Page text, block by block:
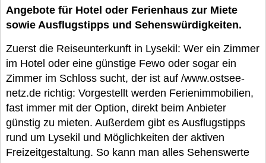
Angebote für Hotel oder Ferienhaus zur Miete
sowie Ausflugstipps und Sehenswürdigkeiten.
Zuerst die Reiseunterkunft in Lysekil: Wer ein Zimmer
im Hotel oder eine günstige Fewo oder sogar ein
Zimmer im Schloss sucht, der ist auf /www.ostsee-
netz.de richtig: Vorgestellt werden Ferienimmobilien,
fast immer mit der Option, direkt beim Anbieter
günstig zu mieten. Außerdem gibt es Ausflugstipps
rund um Lysekil und Möglichkeiten der aktiven
Freizeitgestaltung. So kann man alles Sehenswerte